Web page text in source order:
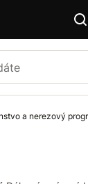
a nerezový